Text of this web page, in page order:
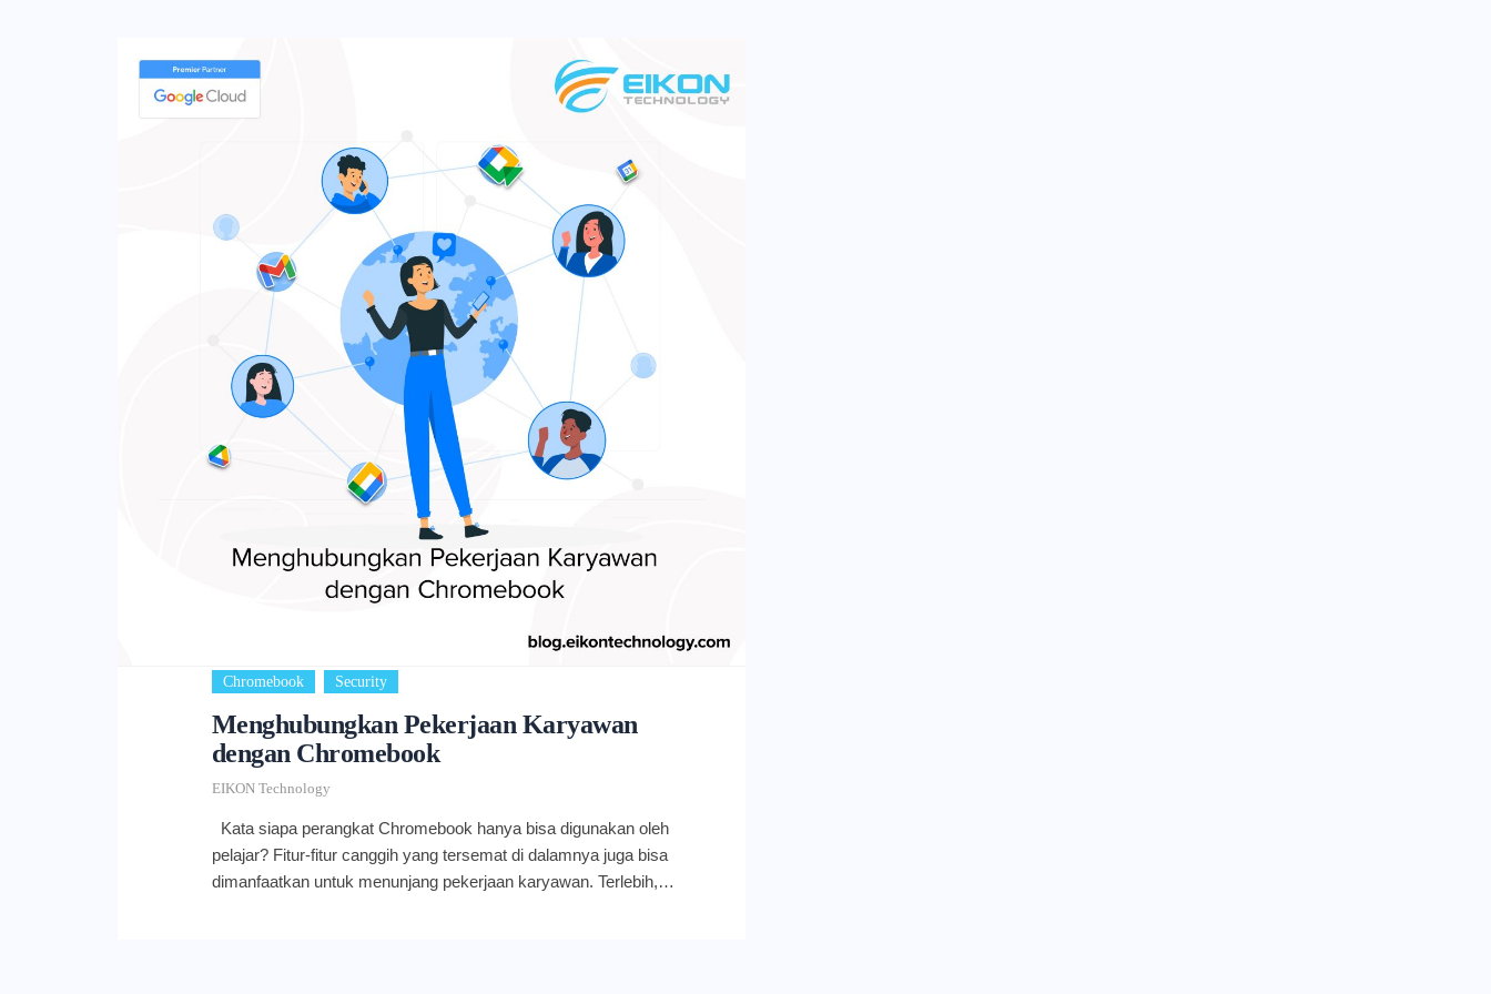
Chromebook Security
Menghubungkan Pekerjaan Karyawan
dengan Chromebook
EIKON Technology
Kata siapa perangkat Chromebook hanya bisa digunakan oleh
pelajar? Fitur-fitur canggih yang tersemat di dalamnya juga bisa
dimanfaatkan untuk menunjang pekerjaan karyawan. Terlebih,